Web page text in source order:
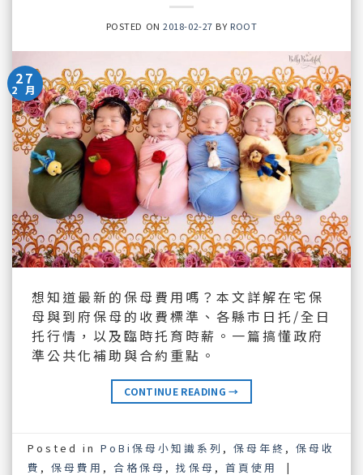
POSTED ON2018-02-27 BY ROOT
27
2 月
想知道最新的保母費用嗎？本文詳解在宅保
母與到府保母的收費標準、各縣市日托/全日
托行情，以及臨時托育時薪。一篇搞懂政府
準公共化補助與合約重點。
CONTINUE READING→
Posted inPoBi保母小知識系列 ,保母年終 ,保母收
費 ,保母費用 ,合格保母 ,找保母 ,首頁使用
|